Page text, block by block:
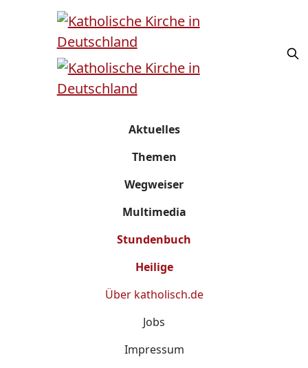
Aktuelles
Themen
Wegweiser
Multimedia
Stundenbuch
Heilige
Über katholisch.de
Jobs
Impressum